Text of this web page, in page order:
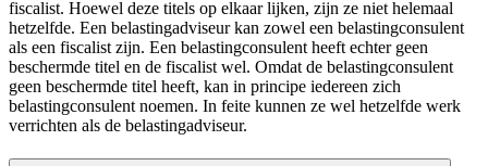
fiscalist. Hoewel deze titels op elkaar lijken, zijn ze niet helemaal
hetzelfde. Een belastingadviseur kan zowel een belastingconsulent
als een fiscalist zijn. Een belastingconsulent heeft echter geen
beschermde titel en de fiscalist wel. Omdat de belastingconsulent
geen beschermde titel heeft, kan in principe iedereen zich
belastingconsulent noemen. In feite kunnen ze wel hetzelfde werk
verrichten als de belastingadviseur.